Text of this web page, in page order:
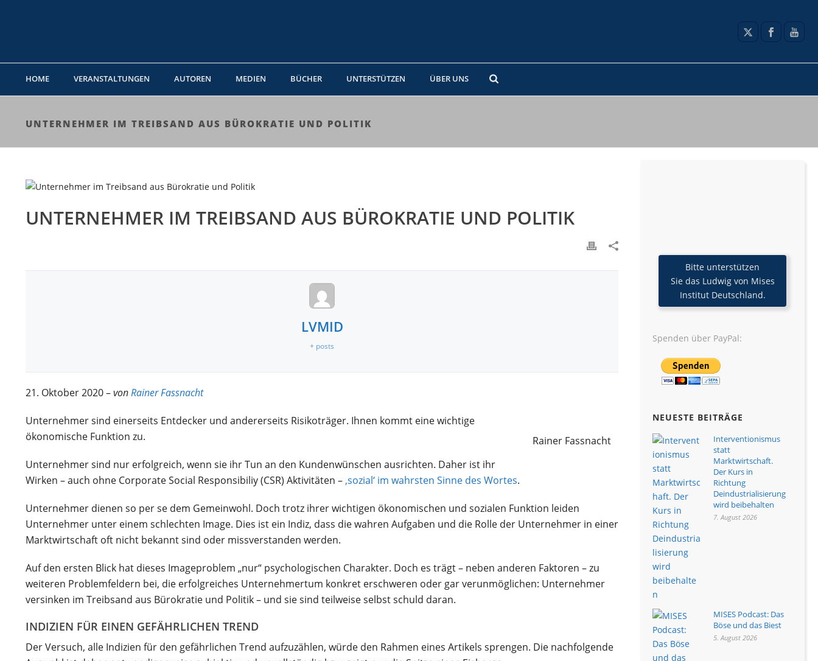
HOME VERANSTALTUNGEN AUTOREN MEDIEN BÜCHER UNTERSTÜTZEN ÜBER UNS
UNTERNEHMER IM TREIBSAND AUS BÜROKRATIE UND POLITIK
UNTERNEHMER IM TREIBSAND AUS BÜROKRATIE UND POLITIK
LVMID
+ posts
21. Oktober 2020 –vonRainer Fassnacht
Rainer Fassnacht
Unternehmer sind einerseits Entdecker und andererseits Risikoträger. Ihnen kommt eine wichtige
ökonomische Funktion zu.
Unternehmer sind nur erfolgreich, wenn sie ihr Tun an den Kundenwünschen ausrichten. Daher ist ihr
Wirken – auch ohne Corporate Social Responsibiliy (CSR) Aktivitäten – ‚sozial‘ im wahrsten Sinne des Wortes.
Unternehmer dienen so per se dem Gemeinwohl. Doch trotz ihrer wichtigen ökonomischen und sozialen Funktion leiden
Unternehmer unter einem schlechten Image. Dies ist ein Indiz, dass die wahren Aufgaben und die Rolle der Unternehmer in einer
Marktwirtschaft oft nicht bekannt sind oder missverstanden werden.
Auf den ersten Blick hat dieses Imageproblem „nur“ psychologischen Charakter. Doch es trägt – neben anderen Faktoren – zu
weiteren Problemfeldern bei, die erfolgreiches Unternehmertum konkret erschweren oder gar verunmöglichen: Unternehmer
versinken im Treibsand aus Bürokratie und Politik – und sie sind teilweise selbst schuld daran.
INDIZIEN FÜR EINEN GEFÄHRLICHEN TREND
Der Versuch, alle Indizien für den gefährlichen Trend aufzuzählen, würde den Rahmen eines Artikels sprengen. Die nachfolgende
Bitte unterstützen
Sie das Ludwig von Mises
Institut Deutschland.
Spenden über PayPal:
NEUESTE BEITRÄGE
Interventionismus
statt
Marktwirtschaft.
Der Kurs in
Richtung
Deindustrialisierung
wird beibehalten
7. August 2026
MISES Podcast: Das
Böse und das Biest
5. August 2026